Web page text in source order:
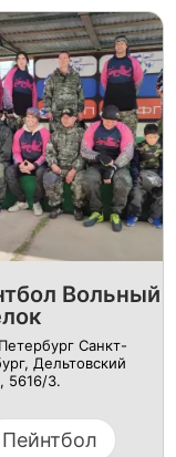
Вольный
Санкт-
Дельтовский
5616/3.
Пейнтбол